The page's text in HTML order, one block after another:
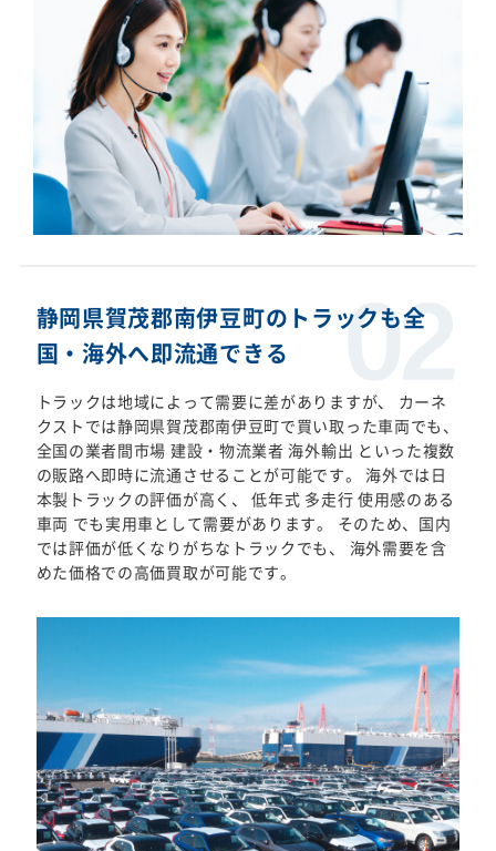
静岡県賀茂郡南伊豆町のトラックも全
国・海外へ即流通できる
トラックは地域によって需要に差がありますが、 カーネ
クストでは静岡県賀茂郡南伊豆町で買い取った車両でも、
全国の業者間市場 建設・物流業者 海外輸出 といった複数
の販路へ即時に流通させることが可能です。 海外では日
本製トラックの評価が高く、 低年式 多走行 使用感のある
車両 でも実用車として需要があります。 そのため、国内
では評価が低くなりがちなトラックでも、 海外需要を含
めた価格での高価買取が可能です。